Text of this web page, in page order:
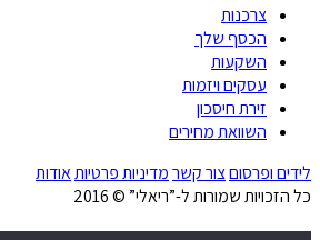
צרכנות
הכסף שלך
השקעות
עסקים ויזמות
זירת חיסכון
השוואת מחירים
לידים ופרסוםצור קשרמדיניות פרטיותאודות
כל הזכויות שמורות ל-”ריאלי” © 2016